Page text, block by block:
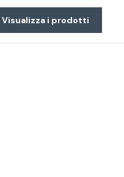
Visualizza i prodotti